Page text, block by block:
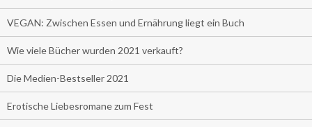
VEGAN: Zwischen Essen und Ernährung liegt ein Buch
Wie viele Bücher wurden 2021 verkauft?
Die Medien-Bestseller 2021
Erotische Liebesromane zum Fest